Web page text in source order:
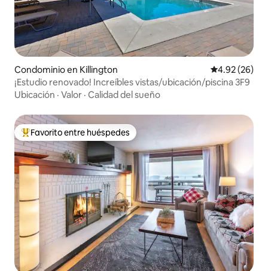
Condominio en Killington Calificación
4.92 (26)
¡Estudio renovado! Increíbles vistas/ubicación/piscina 3F9
Ubicación · Valor · Calidad del sueño
De los mejores en Favorito entre huéspedes
Favorito entre huéspedes